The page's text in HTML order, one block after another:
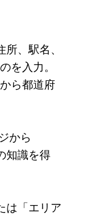
、駅名、
を入力。
ら都道府
から
知識を得
は「エリア